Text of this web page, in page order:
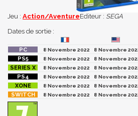
Jeu : Action/AventureEditeur : SEGA
Dates de sortie :
8 Novembre 2022 8 Novembre
8 Novembre 2022
8 Novembre
8 Novembre 2022
8 Novembre
8 Novembre 2022
8 Novembre
8 Novembre 2022
8 Novembre
8 Novembre 2022
8 Novembre